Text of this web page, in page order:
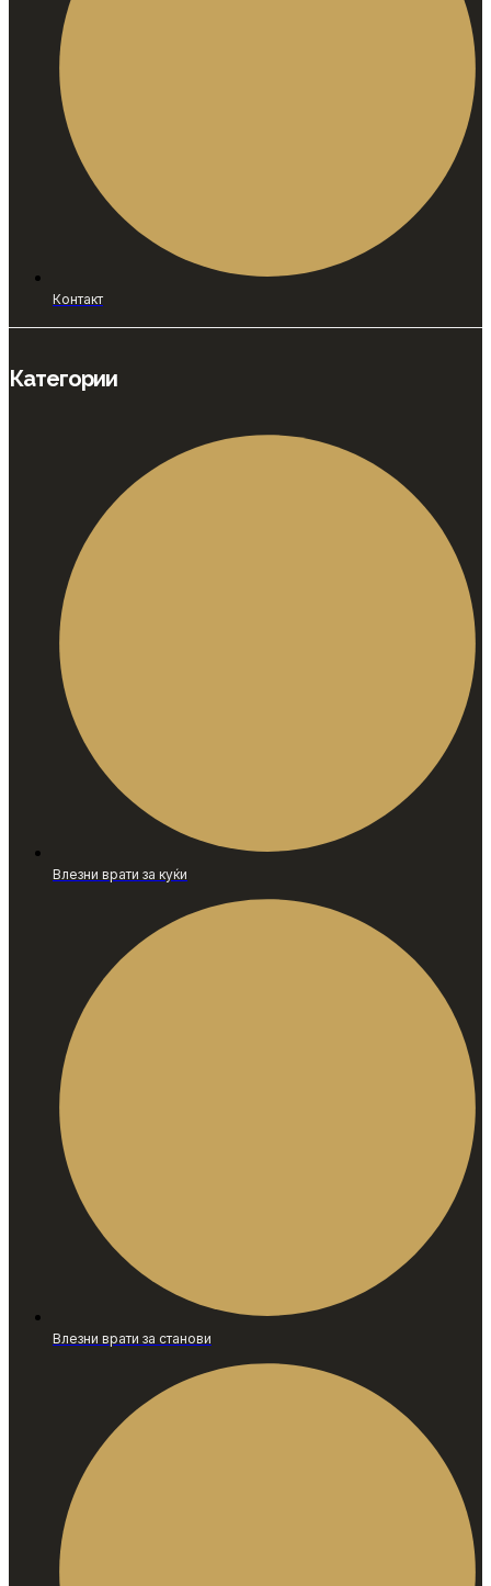
Контакт
Категории
Влезни врати за куќи
Влезни врати за станови